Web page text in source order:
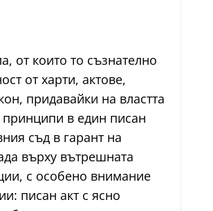
от които то съзнателно
от харти, актове,
придавайки на властта
принципи в един писан
съд в гарант на
върху вътрешната
с особено внимание
писан акт с ясно